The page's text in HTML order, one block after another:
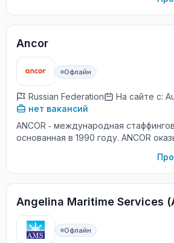
Ancor
Офлайн
Russian Federation
На сайте с:
нет вакансий
ANCOR ‑ международная
основанная в 1990 году. ANCOR
консалтинга через собственные
Angelina Maritime Services
Офлайн